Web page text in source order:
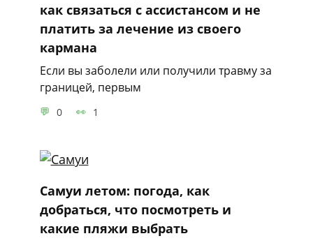
как связаться с ассистансом и не
платить за лечение из своего
кармана
Если вы заболели или получили травму за
границей, первым
0 1
Самуи летом: погода, как
добраться, что посмотреть и
какие пляжи выбрать